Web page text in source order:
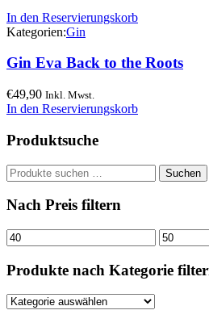
In den Reservierungskorb
Kategorien:Gin
Gin Eva Back to the Roots
€49,90 Inkl. Mwst.
In den Reservierungskorb
Produktsuche
Suchen
nach:
Suchen
Nach Preis filtern
Min.
Preis
Max.
Preis
Produkte nach Kategorie